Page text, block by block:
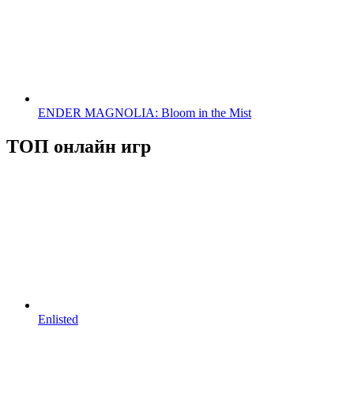
ENDER MAGNOLIA: Bloom in the Mist
ТОП онлайн игр
Enlisted